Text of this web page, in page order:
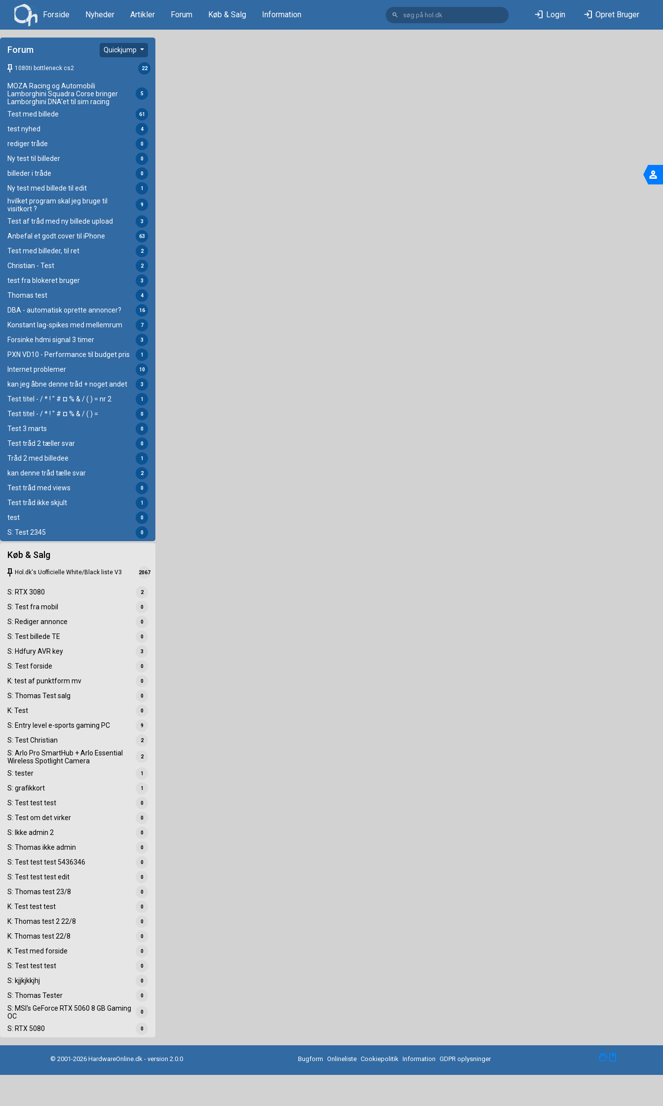
Forside Nyheder Artikler Forum Køb & Salg Information search login Login login Opret Bruger
Forum Quickjump
keep 1080ti bottleneck cs2 22
MOZA Racing og Automobili
Lamborghini Squadra Corse bringer
Lamborghini DNA'et til sim racing
5
Test med billede 61
test nyhed 4
rediger tråde 0
Ny test til billeder 0
billeder i tråde 0
Ny test med billede til edit 1
hvilket program skal jeg bruge til
visitkort ?
9
Test af tråd med ny billede upload 3
Anbefal et godt cover til iPhone 63
Test med billeder, til ret 2
Christian - Test 2
test fra blokeret bruger 3
Thomas test 4
DBA - automatisk oprette annoncer? 16
Konstant lag-spikes med mellemrum 7
Forsinke hdmi signal 3 timer 3
PXN VD10 - Performance til budget pris 1
Internet problemer 10
kan jeg åbne denne tråd + noget andet 3
Test titel - / * ! " # ¤ % & / ( ) = nr 2 1
Test titel - / * ! " # ¤ % & / ( ) = 0
Test 3 marts 0
Test tråd 2 tæller svar 0
Tråd 2 med billedee 1
kan denne tråd tælle svar 2
Test tråd med views 0
Test tråd ikke skjult 1
test 0
S: Test 2345 0
Køb & Salg
keep Hol.dk's Uofficielle White/Black liste V3 2067
S: RTX 3080 2
S: Test fra mobil 0
S: Rediger annonce 0
S: Test billede TE 0
S: Hdfury AVR key 3
S: Test forside 0
K: test af punktform mv 0
S: Thomas Test salg 0
K: Test 0
S: Entry level e-sports gaming PC 9
S: Test Christian 2
S: Arlo Pro SmartHub + Arlo Essential
Wireless Spotlight Camera
2
S: tester 1
S: grafikkort 1
S: Test test test 0
S: Test om det virker 0
S: Ikke admin 2 0
S: Thomas ikke admin 0
S: Test test test 5436346 0
S: Test test test edit 0
S: Thomas test 23/8 0
K: Test test test 0
K: Thomas test 2 22/8 0
K: Thomas test 22/8 0
K: Test med forside 0
S: Test test test 0
S: kjjkjkkjhj 0
S: Thomas Tester 0
S: MSI's GeForce RTX 5060 8 GB Gaming
OC
0
S: RTX 5080 0
person
© 2001-2026 HardwareOnline.dk - version 2.0.0 Bugform Onlineliste Cookiepolitik Information GDPR oplysninger facebook